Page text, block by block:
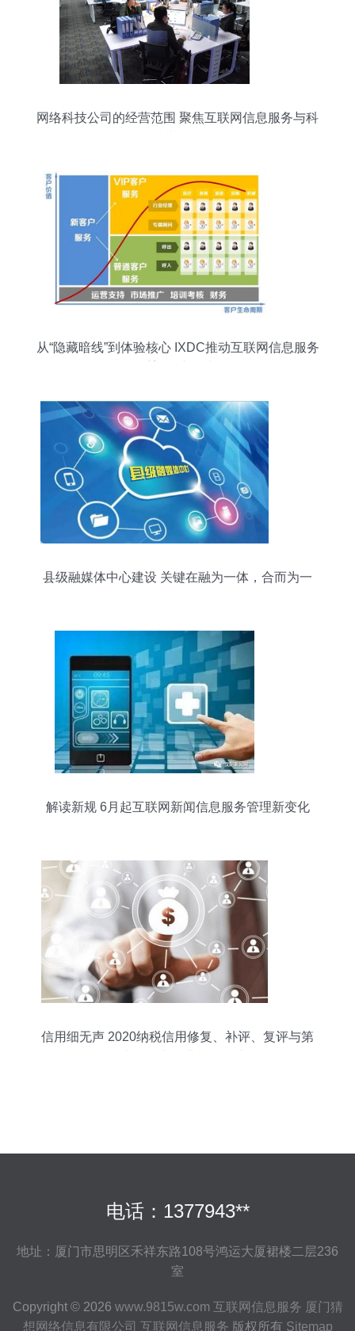
网络科技公司的经营范围 聚焦互联网信息服务与科
从“隐藏暗线”到体验核心 IXDC推动互联网信息服务
县级融媒体中心建设 关键在融为一体，合而为一
解读新规 6月起互联网新闻信息服务管理新变化
信用细无声 2020纳税信用修复、补评、复评与第
电话：1377943**
地址：厦门市思明区禾祥东路108号鸿运大厦裙楼二层236
室
Copyright © 2026 www.9815w.com 互联网信息服务 厦门猜
想网络信息有限公司 互联网信息服务 版权所有 Sitemap